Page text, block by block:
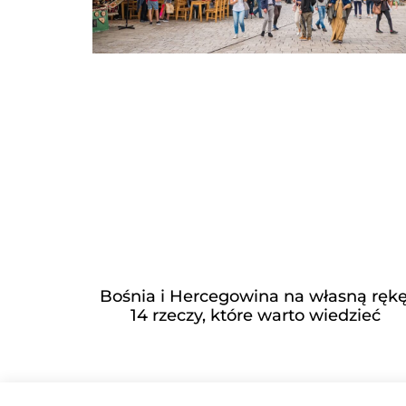
Bośnia i Hercegowina na własną
14 rzeczy, które warto wiedzieć